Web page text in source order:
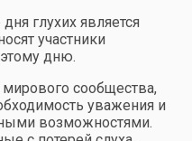
глухих является
участники
дню.
сообщества,
уважения и
возможностями.